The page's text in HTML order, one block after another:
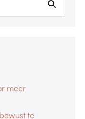
meer
te